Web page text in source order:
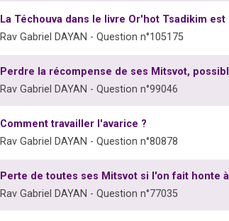
La Téchouva dans le livre Or'hot Tsadikim est
Rav Gabriel DAYAN - Question n°105175
Perdre la récompense de ses Mitsvot,
Rav Gabriel DAYAN - Question n°99046
Comment travailler l'avarice ?
Rav Gabriel DAYAN - Question n°80878
Perte de toutes ses Mitsvot si l'on fait honte
Rav Gabriel DAYAN - Question n°77035